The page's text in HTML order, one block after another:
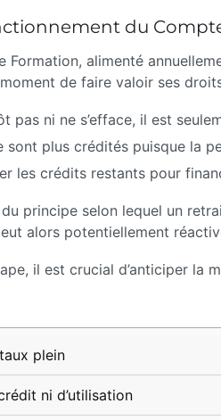
du
Formation, alimenté
de faire valoir ses
pas ni ne s’efface, il est
sont plus crédités puisque la
les crédits restants pour
principe selon lequel un
alors potentiellement
il est crucial d’anticiper la
plein
ni d’utilisation